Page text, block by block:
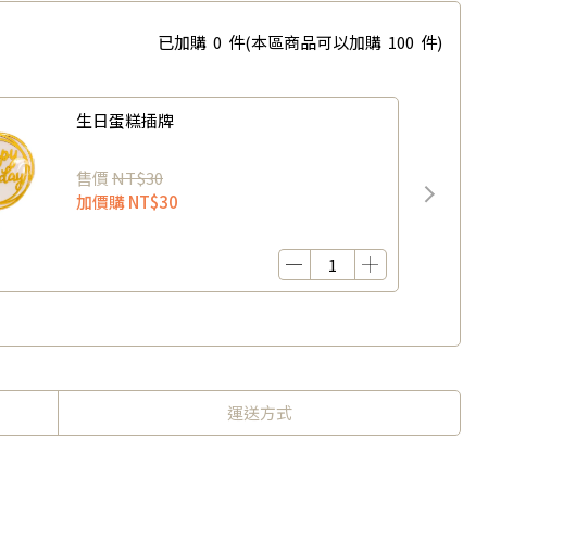
已加購 0 件(本區商品可以加購 100 件)
生日蛋糕插牌
售價NT$30
加價購NT$30
運送方式